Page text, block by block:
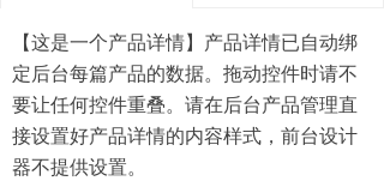
【这是一个产品详情】产品详情已自动绑
定后台每篇产品的数据。拖动控件时请不
要让任何控件重叠。请在后台产品管理直
接设置好产品详情的内容样式，前台设计
器不提供设置。